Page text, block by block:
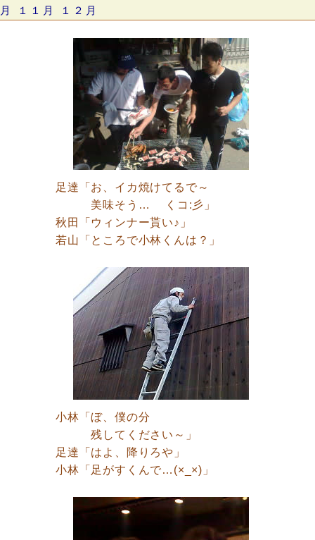
月
１１月 １２月
足達「お、イカ焼けてるで～
美味そう… くコ:彡」
秋田「ウィンナー貰い♪」
若山「ところで小林くんは？」
小林「ぼ、僕の分
残してください～」
足達「はよ、降りろや」
小林「足がすくんで…(×_×)」